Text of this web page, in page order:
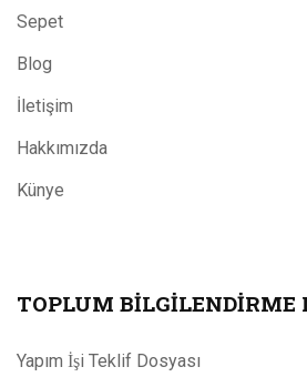
Sepet
Blog
İletişim
Hakkımızda
Künye
TOPLUM BILGILENDIRME
Yapım İşi Teklif Dosyası